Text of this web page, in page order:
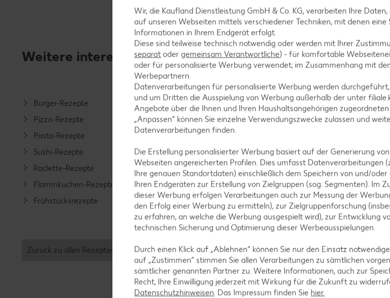
Weitere interessante Rezeptkategorien
Burger-Rezepte
Pizza-Rezepte
Pasta-Rezepte
Sushi-Rezepte
Raclette-Rezepte
Flammkuchen-Rezepte
Frühstücksrezepte
Salat-Rezepte
Spargel-Rezepte
Fleisch-Rezepte
Fisch-Rezepte
Geflügel-Rezepte
Lamm-Rezepte
Grill-Rezepte
Muffin-
Torten-
Eis-Rezepte
Plätzchen-
Zurück zu allen Rezepten
Wir, die Kaufland Dienstleistung GmbH & Co. KG, verarbeiten Ihre
auf unseren Webseiten mittels verschiedener Techniken, mit denen
Informationen in Ihrem Endgerät erfolgt.
Diese sind teilweise technisch notwendig oder werden mit Ihrer
separat oder gemeinsam Verantwortliche) - für komfortable
oder für personalisierte Werbung verwendet; im Zusammenhang mit
Werbepartnern.
Datenverarbeitungen für personalisierte Werbung werden
und um Dritten die Ausspielung von Werbung außerhalb der unter
Angebote über die Ihnen und Ihren Haushaltsangehörigen
„Anpassen“ können Sie einzelne Verwendungszwecke zulassen und
Datenverarbeitungen finden.
Die Erstellung personalisierter Werbung basiert auf der Generierung
Webseiten angereicherten Profilen. Dies umfasst Datenverarbeitungen
Ihre genauen Standortdaten) einschließlich dem Speichern von und/
Ihren Endgeräten zur Erstellung von Zielgruppen (sog. Segmenten). Im
dieser Werbung erfolgen Verarbeitungen auch zur Messung der
den Erfolg einer Werbung zu ermitteln), zur Zielgruppenforschung
zu erfahren, an welche die Werbung ausgespielt wird), zur Entwicklung
technischen Sicherung und Optimierung dieser Werbeausspielungen.
Durch einen Klick auf „Ablehnen“ können Sie nur den Einsatz
auf „Zustimmen“ stimmen Sie allen Verarbeitungen zu sämtlichen
sämtlicher genannten Partner zu. Weitere Informationen, auch zur
Recht, Ihre Einwilligung jederzeit mit Wirkung für die Zukunft zu
Datenschutzhinweisen. Das Impressum finden Sie hier.